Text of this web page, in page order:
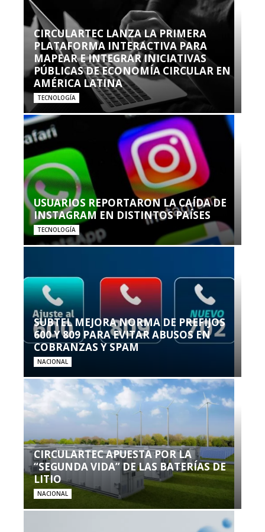
CIRCULARTEC LANZA LA PRIMERA
PLATAFORMA INTERACTIVA PARA
MAPEAR E INTEGRAR INICIATIVAS
PÚBLICAS DE ECONOMÍA CIRCULAR EN
AMÉRICA LATINA
TECNOLOGÍA
USUARIOS REPORTARON LA CAÍDA DE
INSTAGRAM EN DISTINTOS PAÍSES
TECNOLOGÍA
SUBTEL MEJORA NORMA DE PREFIJOS
600 Y 809 PARA EVITAR ABUSOS EN
COBRANZAS Y SPAM
NACIONAL
CIRCULARTEC APUESTA POR LA
“SEGUNDA VIDA” DE LAS BATERÍAS DE
LITIO
NACIONAL